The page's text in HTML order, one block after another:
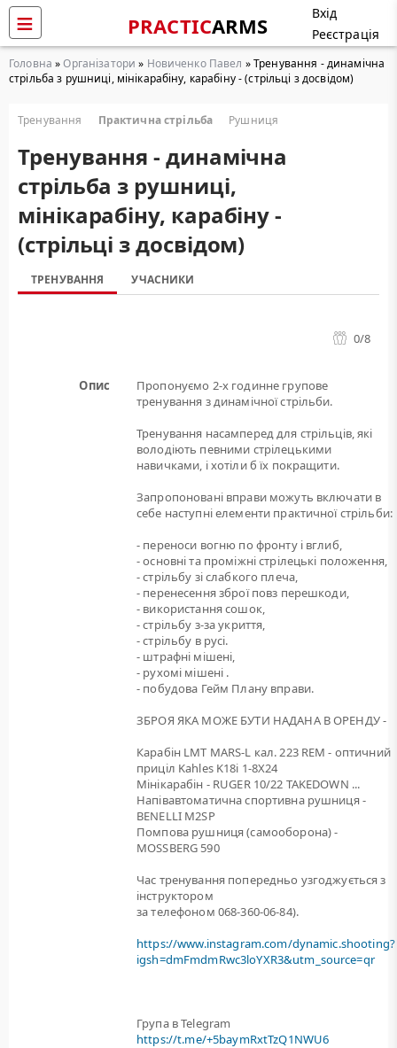
PRACTICARMS
Вхід
Реєстрація
Головна »Організатори » Новиченко Павел » Тренування - динамічна
стрільба з рушниці, мінікарабіну, карабіну - (стрільці з досвідом)
Тренування Практична стрільба Рушниця
Тренування - динамічна
стрільба з рушниці,
мінікарабіну, карабіну -
(стрільці з досвідом)
ТРЕНУВАННЯ УЧАСНИКИ
0/8
Опис
Пропонуємо 2-х годинне групове
тренування з динамічної стрільби.
Тренування насамперед для стрільців, які
володіють певними стрілецькими
навичками, і хотіли б їх покращити.
Запропоновані вправи можуть включати в
себе наступні елементи практичної стрільби:
- переноси вогню по фронту і вглиб,
- основні та проміжні стрілецькі положення,
- стрільбу зі слабкого плеча,
- перенесення зброї повз перешкоди,
- використання сошок,
- стрільбу з-за укриття,
- стрільбу в русі.
- штрафні мішені,
- рухомі мішені .
- побудова Гейм Плану вправи.
ЗБРОЯ ЯКА МОЖЕ БУТИ НАДАНА В ОРЕНДУ -
Карабін LMT MARS-L кал. 223 REM - оптичний
приціл Kahles K18i 1-8X24
Мінікарабін - RUGER 10/22 TAKEDOWN ...
Напівавтоматична спортивна рушниця -
BENELLI M2SP
Помпова рушниця (самооборона) -
MOSSBERG 590
Час тренування попередньо узгоджується з
інструктором
за телефоном 068-360-06-84).
https://www.instagram.com/dynamic.shooting?
igsh=dmFmdmRwc3loYXR3&utm_source=qr
Група в Telegram
https://t.me/+5baymRxtTzQ1NWU6